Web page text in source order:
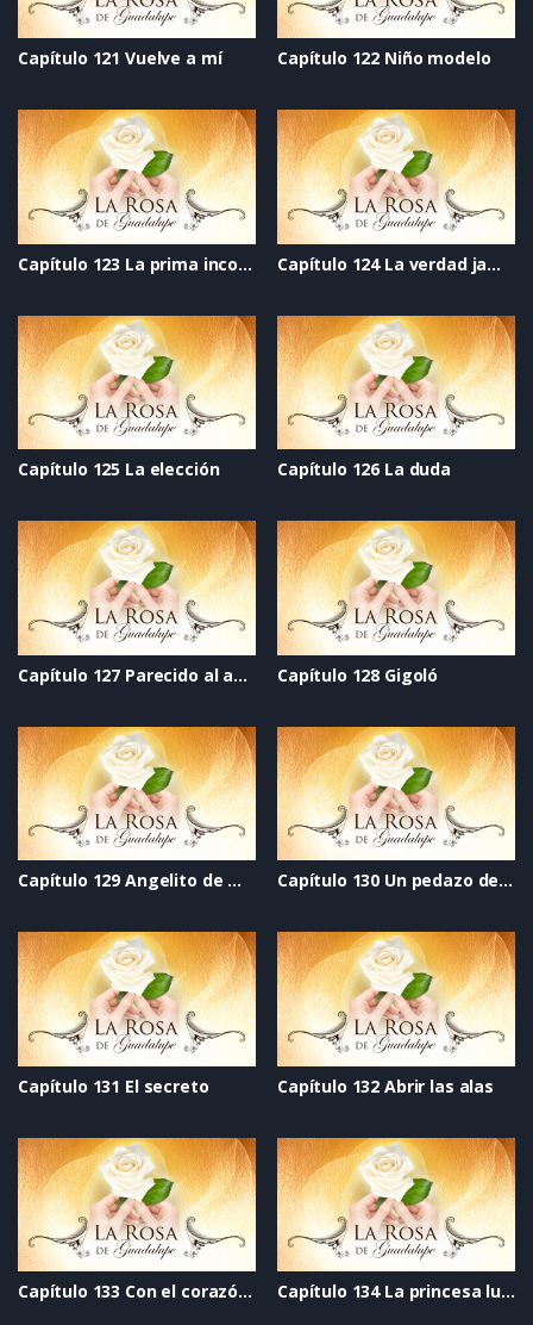
Capítulo 121 Vuelve a mí Capítulo 122 Niño modelo
Capítulo 123 La prima incomoda Capítulo 124 La verdad jamás dicha
Capítulo 125 La elección Capítulo 126 La duda
Capítulo 127 Parecido al amor Capítulo 128 Gigoló
Capítulo 129 Angelito de mi guarda Capítulo 130 Un pedazo de vida
Capítulo 131 El secreto Capítulo 132 Abrir las alas
Capítulo 133 Con el corazón divido Capítulo 134 La princesa luna